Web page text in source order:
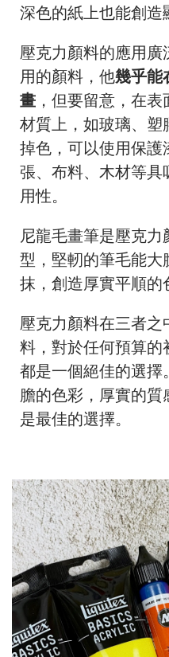
深色的紙上也能創造
壓克力顏料的應用
用的顏料，他幾乎能
畫 ，但要留意，在
材質上，如玻璃、
掉色，可以使用保
張、布料、木材等
用性。
尼龍毛畫筆是壓克
型，堅軔的筆毛能
抹，創造厚實平順的
壓克力顏料在三者
料，對於任何預算的
都是一個絕佳的選
膽的色彩，厚實的
是最佳的選擇。